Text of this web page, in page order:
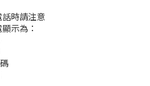
時請注意
示為：